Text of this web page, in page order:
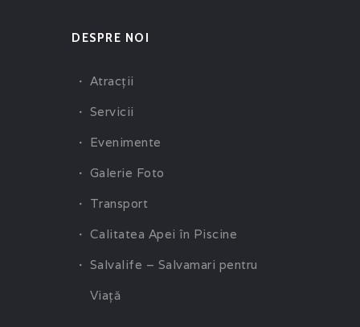
DESPRE NOI
Atracţii
Servicii
Evenimente
Galerie Foto
Transport
Calitatea Apei în Piscine
Salvalife – Salvamari pentru
Viaţă